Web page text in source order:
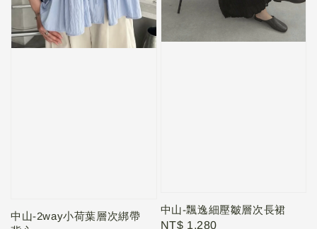
中山-2way小荷葉層次綁帶
中山-飄逸細壓皺層次長裙
Regular
NT$ 1,280